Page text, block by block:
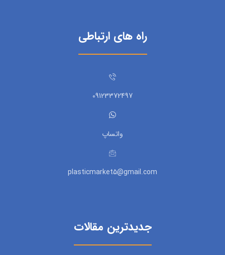
راه های ارتباطی
09123372497
واتساپ
plasticmarket5@gmail.com
جدیدترین مقالات